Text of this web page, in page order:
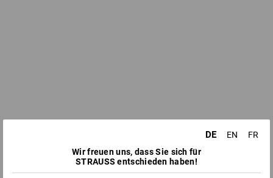
DE EN
FR
Wir freuen uns, dass Sie sich für
STRAUSS entschieden haben!